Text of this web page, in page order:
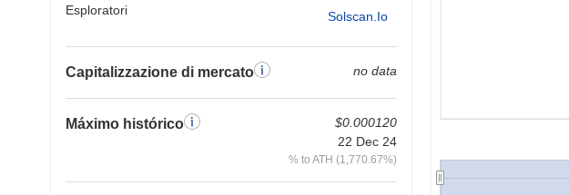
Esploratori Solscan.io
Capitalizzazione di mercato no data
Máximo histórico
$0.000120
22 Dec 24
% to ATH (1,770.67%)